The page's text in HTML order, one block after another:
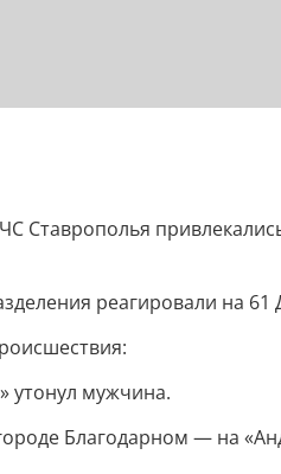
Ставрополья
реагировали на
утонул мужчина.
Благодарном — на